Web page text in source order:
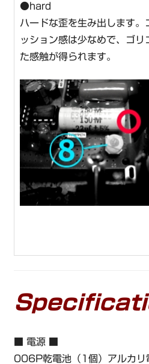
●hard
ハードな歪を生み出します。
ッション感は少なめで、ゴリ
た感触が得られます。
■ 電源 ■
006P乾電池（1個）アルカリ